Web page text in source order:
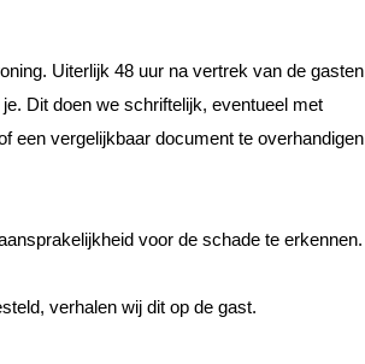
Uiterlijk 48 uur na vertrek van de gasten
Dit doen we schriftelijk, eventueel met
een vergelijkbaar document te overhandigen
voor de schade te erkennen.
verhalen wij dit op de gast.